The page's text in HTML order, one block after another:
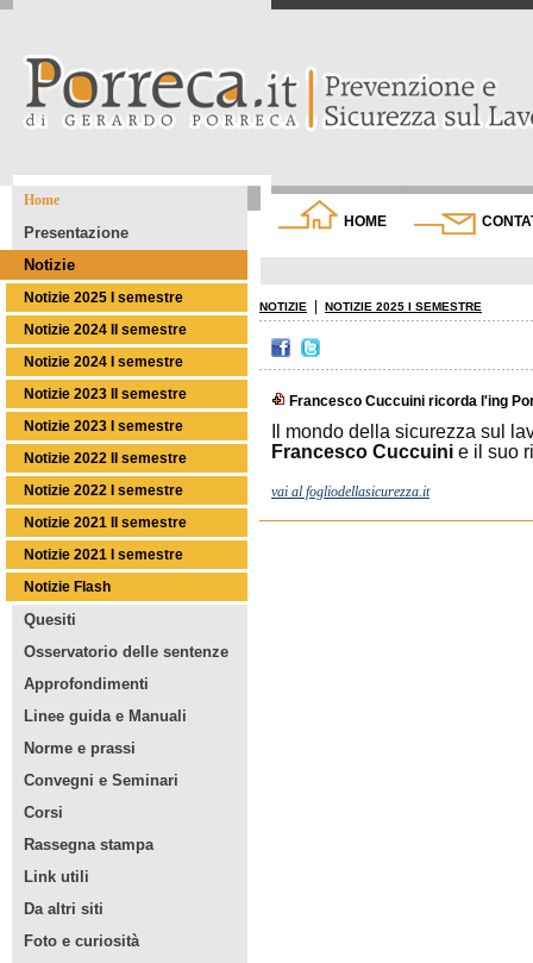
Home
Presentazione
Notizie
Notizie 2025 I semestre
Notizie 2024 II semestre
Notizie 2024 I semestre
Notizie 2023 II semestre
Notizie 2023 I semestre
Notizie 2022 II semestre
Notizie 2022 I semestre
Notizie 2021 II semestre
Notizie 2021 I semestre
Notizie Flash
Quesiti
Osservatorio delle sentenze
Approfondimenti
Linee guida e Manuali
Norme e prassi
Convegni e Seminari
Corsi
Rassegna stampa
Link utili
Da altri siti
Foto e curiosità
HOME
NOTIZIE NOTIZIE 2025 I SEMESTRE
Francesco Cuccuini ricorda l'ing
Il mondo della sicurezza sul
Francesco Cuccuini e il suo
vai al fogliodellasicurezza.it